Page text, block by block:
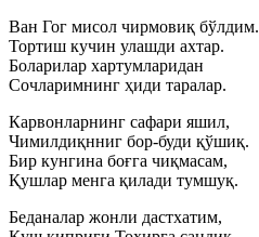
Ван Гог мисол чирмовиқ бўлдим.
Тортиш кучин улашди ахтар.
Боларилар хартумларидан
Сочларимнинг ҳиди таралар.
Карвонларнинг сафари яшил,
Чимилдиқнниг бор-буди қўшиқ.
Бир кунгина боғга чиқмасам,
Қушлар менга қилади тумшуқ.
Беданалар жонли дастхатим,